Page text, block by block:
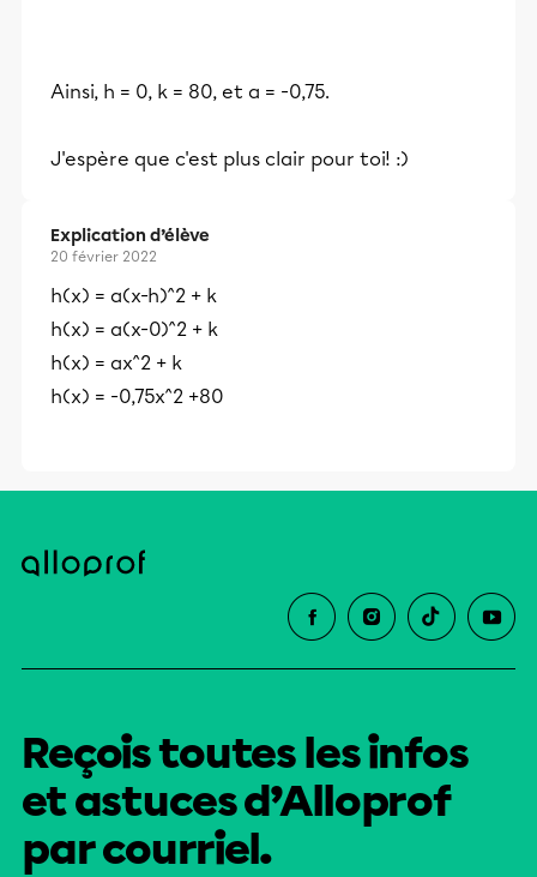
Ainsi, h = 0, k = 80, et a = -0,75.
J'espère que c'est plus clair pour toi! :)
Explication d’élève
20 février 2022
h(x) = a(x-h)^2 + k
h(x) = a(x-0)^2 + k
h(x) = ax^2 + k
h(x) = -0,75x^2 +80
Reçois toutes les infos
et astuces d’Alloprof
par courriel.